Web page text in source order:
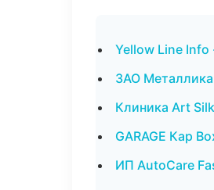
Yellow Line
ЗАО Металлика
Клиника Art
GARAGE Кар
ИП AutoCare